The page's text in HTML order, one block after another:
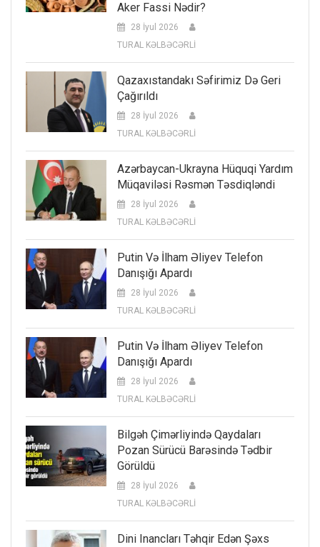
Aker Fassi Nədir?
28 İyul 2026
TURAL KƏLBƏCƏRLİ
Qazaxıstandakı Səfirimiz Də Geri
Çağırıldı
28 İyul 2026
TURAL KƏLBƏCƏRLİ
Azərbaycan-Ukrayna Hüquqi Yardım
Müqaviləsi Rəsmən Təsdiqləndi
28 İyul 2026
TURAL KƏLBƏCƏRLİ
Putin Və İlham Əliyev Telefon
Danışığı Apardı
28 İyul 2026
TURAL KƏLBƏCƏRLİ
Putin Və İlham Əliyev Telefon
Danışığı Apardı
28 İyul 2026
TURAL KƏLBƏCƏRLİ
Bilgəh Çimərliyində Qaydaları
Pozan Sürücü Barəsində Tədbir
Görüldü
28 İyul 2026
TURAL KƏLBƏCƏRLİ
Dini Inancları Təhqir Edən Şəxs